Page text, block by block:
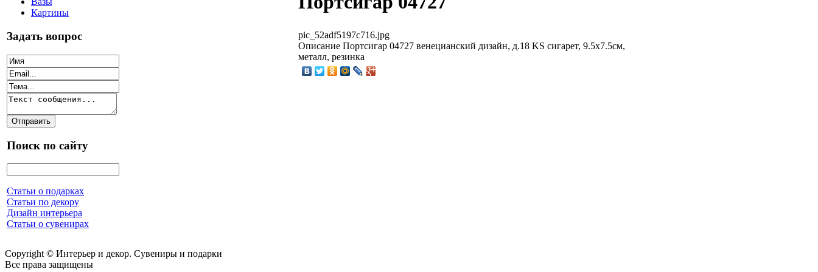
Картины
Задать вопрос
Поиск по сайту
Статьи о подарках
Статьи по декору
Дизайн интерьера
Статьи о сувенирах
pic_52adf5197c716.jpg
Описание Портсигар 04727 венецианский дизайн, д.18 KS сигарет, 9.5х7.5см,
металл, резинка
Copyright © Интерьер и декор. Сувениры и подарки
Все права защищены